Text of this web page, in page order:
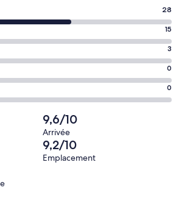
28
15
3
0
0
9,6/10
Arrivée
9,2/10
Emplacement